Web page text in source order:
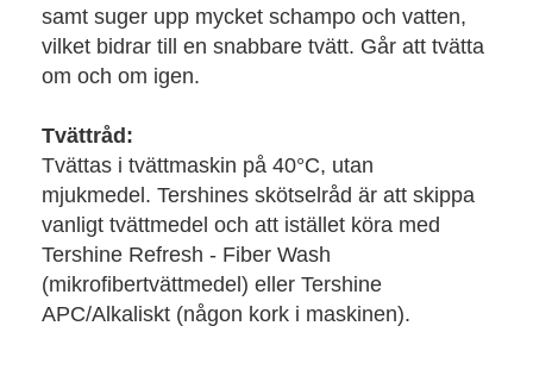
samt suger upp mycket schampo och vatten,
vilket bidrar till en snabbare tvätt. Går att tvätta
om och om igen.
Tvättråd:
Tvättas i tvättmaskin på 40°C, utan
mjukmedel. Tershines skötselråd är att skippa
vanligt tvättmedel och att istället köra med
Tershine Refresh - Fiber Wash
(mikrofibertvättmedel) eller Tershine
APC/Alkaliskt (någon kork i maskinen).